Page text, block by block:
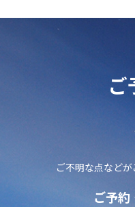
ご
ご不明な点などが
ご予約